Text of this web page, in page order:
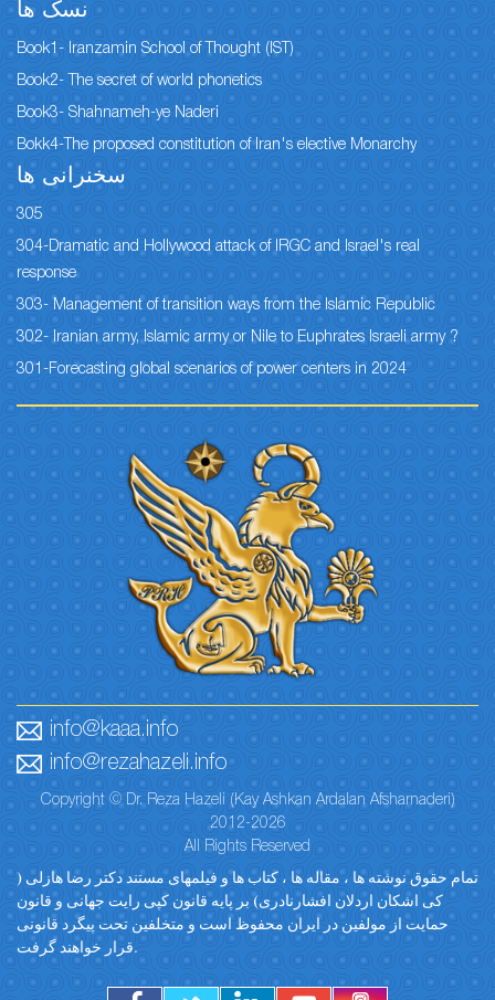
نسک ها
Book1- Iranzamin School of Thought (IST)
Book2- The secret of world phonetics
Book3- Shahnameh-ye Naderi
Bokk4-The proposed constitution of Iran's elective Monarchy
سخنرانی ها
305
304-Dramatic and Hollywood attack of IRGC and Israel's real
response
303- Management of transition ways from the Islamic Republic
302- Iranian army, Islamic army or Nile to Euphrates Israeli army ?
301-Forecasting global scenarios of power centers in 2024
info@kaaa.info
info@rezahazeli.info
Copyright © Dr. Reza Hazeli (Kay Ashkan Ardalan Afsharnaderi)
2012-2026
All Rights Reserved
تمام حقوق نوشته ها ، مقاله ها ، کتاب ها و فیلمهای مستند دکتر رضا هازلی (
کی اشکان اردلان افشارنادری) بر پایه قانون کپی رایت جهانی و قانون
حمایت از مولفین در ایران محفوظ است و متخلفین تحت پیگرد قانونی
قرار خواهند گرفت.